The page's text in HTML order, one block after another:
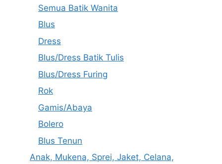
Semua Batik Wanita
Blus
Dress
Blus/Dress Batik Tulis
Blus/Dress Furing
Rok
Gamis/Abaya
Bolero
Blus Tenun
Anak, Mukena, Sprei, Jaket, Celana,